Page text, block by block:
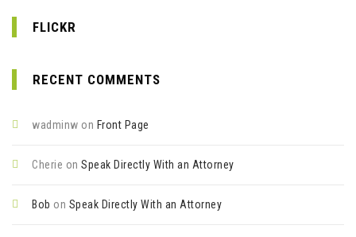
FLICKR
RECENT COMMENTS
wadminw on Front Page
Cherie on Speak Directly With an Attorney
Bob on Speak Directly With an Attorney